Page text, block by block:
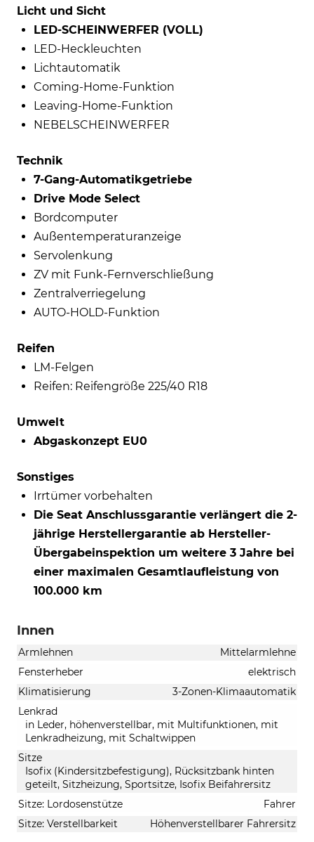
Licht und Sicht
LED-SCHEINWERFER (VOLL)
LED-Heckleuchten
Lichtautomatik
Coming-Home-Funktion
Leaving-Home-Funktion
NEBELSCHEINWERFER
Technik
7-Gang-Automatikgetriebe
Drive Mode Select
Bordcomputer
Außentemperaturanzeige
Servolenkung
ZV mit Funk-Fernverschließung
Zentralverriegelung
AUTO-HOLD-Funktion
Reifen
LM-Felgen
Reifen: Reifengröße 225/40 R18
Umwelt
Abgaskonzept EU0
Sonstiges
Irrtümer vorbehalten
Die Seat Anschlussgarantie verlängert die 2-
jährige Herstellergarantie ab Hersteller-
Übergabeinspektion um weitere 3 Jahre bei
einer maximalen Gesamtlaufleistung von
100.000 km
Innen
Armlehnen
Mittelarmlehne
Fensterheber
elektrisch
Klimatisierung
3-Zonen-Klimaautomatik
Lenkrad
in Leder, höhenverstellbar, mit Multifunktionen, mit
Lenkradheizung, mit Schaltwippen
Sitze
Isofix (Kindersitzbefestigung), Rücksitzbank hinten
geteilt, Sitzheizung, Sportsitze, Isofix Beifahrersitz
Sitze: Lordosenstütze
Fahrer
Sitze: Verstellbarkeit
Höhenverstellbarer Fahrersitz